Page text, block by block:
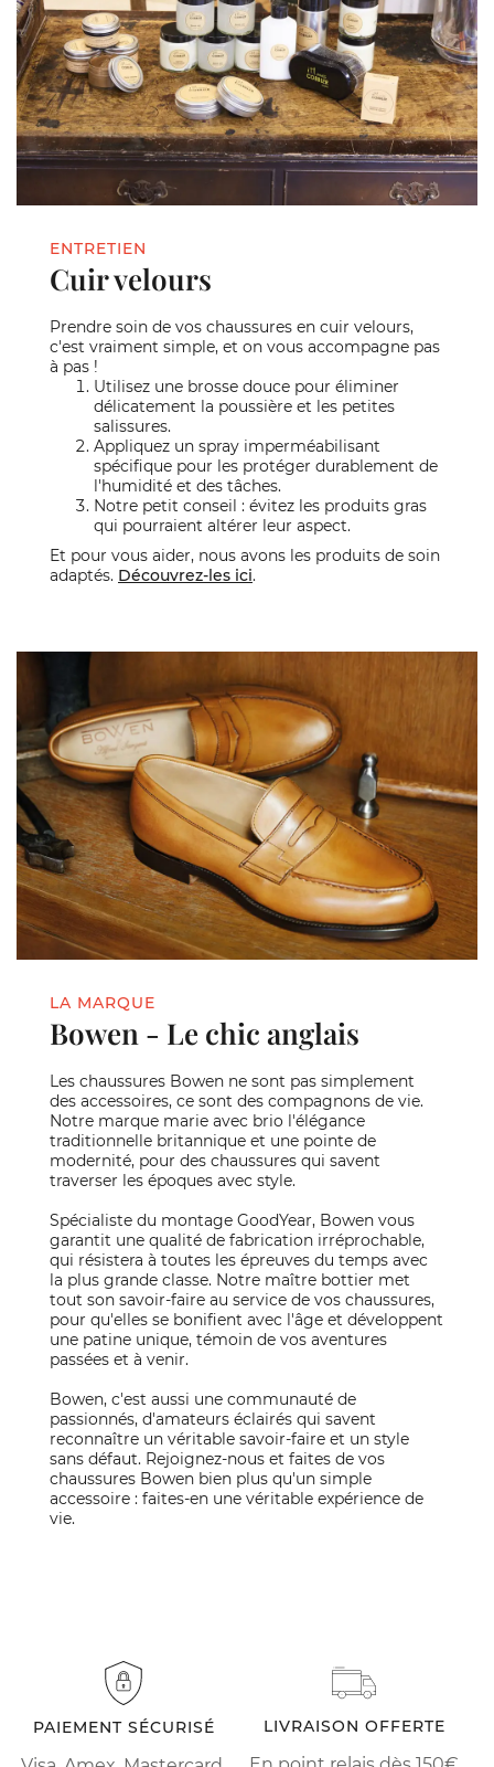
ENTRETIEN
Cuir velours
Prendre soin de vos chaussures en cuir velours,
c'est vraiment simple, et on vous accompagne pas
à pas !
Utilisez une brosse douce pour éliminer
délicatement la poussière et les petites
salissures.
Appliquez un spray imperméabilisant
spécifique pour les protéger durablement de
l'humidité et des tâches.
Notre petit conseil : évitez les produits gras
qui pourraient altérer leur aspect.
Et pour vous aider, nous avons les produits de soin
adaptés. Découvrez-les ici.
LA MARQUE
Bowen - Le chic anglais
Les chaussures Bowen ne sont pas simplement
des accessoires, ce sont des compagnons de vie.
Notre marque marie avec brio l'élégance
traditionnelle britannique et une pointe de
modernité, pour des chaussures qui savent
traverser les époques avec style.
Spécialiste du montage GoodYear, Bowen vous
garantit une qualité de fabrication irréprochable,
qui résistera à toutes les épreuves du temps avec
la plus grande classe. Notre maître bottier met
tout son savoir-faire au service de vos chaussures,
pour qu'elles se bonifient avec l'âge et développent
une patine unique, témoin de vos aventures
passées et à venir.
Bowen, c'est aussi une communauté de
passionnés, d'amateurs éclairés qui savent
reconnaître un véritable savoir-faire et un style
sans défaut. Rejoignez-nous et faites de vos
chaussures Bowen bien plus qu'un simple
accessoire : faites-en une véritable expérience de
vie.
PAIEMENT SÉCURISÉ LIVRAISON OFFERTE